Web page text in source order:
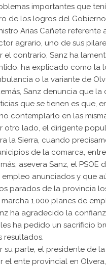
importantes que
de los logros del
Arias Cañete
agrario, uno de sus
el contrario, Sanz ha
ha explicado como la
o la variante de
Sanz denuncia que
que se tienen es que,
contemplarlo en las
otro lado, el dirigente
la Sierra, cuando
de la comarca,
más, asevera Sanz, el
empleo anunciados y que
parados de la provincia
marcha 1.000 planes de
ha agradecido la
ha pedido un sacrificio
resultados.
su parte, el presidente de
el ente provincial en